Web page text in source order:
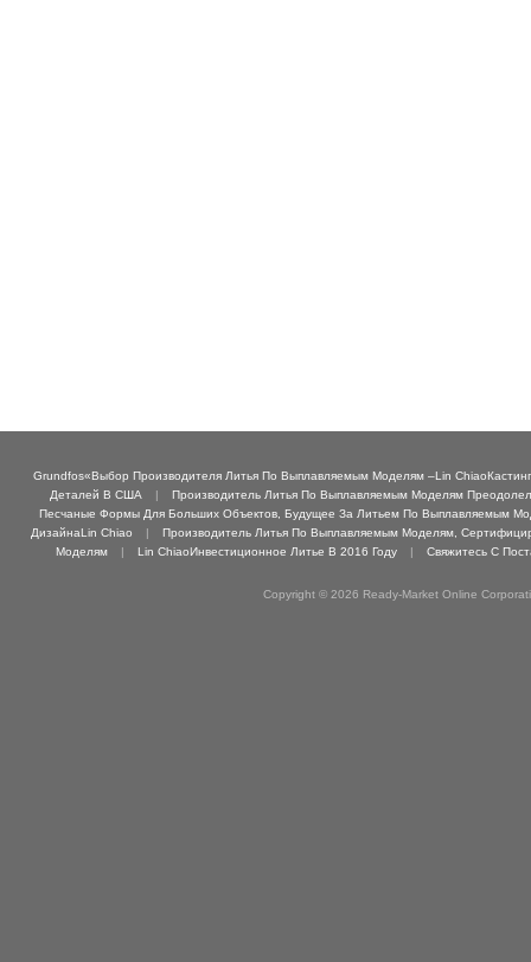
Grundfos«Выбор Производителя Литья По Выплавляемым Моделям –Lin
Деталей В США
|
Производитель Литья По Выплавляемым Моделям
Песчаные Формы Для Больших Объектов, Будущее За Литьем По Выплавляемым
ДизайнаLin Chiao
|
Производитель Литья По Выплавляемым Моделям,
Моделям
| Lin ChiaoИнвестиционное Литье В 2016 Году | Свяжитесь С
Copyright © 2026 Ready-Market Online